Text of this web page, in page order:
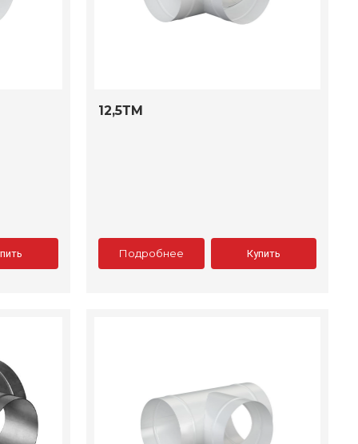
12,5ТМ
Подробнее Купить